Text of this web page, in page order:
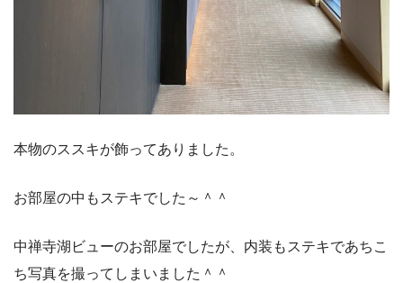
本物のススキが飾ってありました。
お部屋の中もステキでした～＾＾
中禅寺湖ビューのお部屋でしたが、内装もステキであちこ
ち写真を撮ってしまいました＾＾